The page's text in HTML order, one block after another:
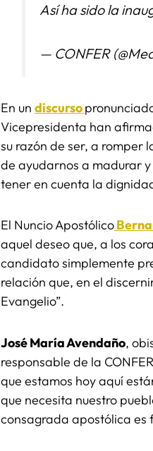
Así ha sido la
— CONFER
En un discurso
Vicepresidenta han
su razón de ser, a romper
de ayudarnos a madurar
tener en cuenta la
El Nuncio Apostólico
aquel deseo que, a los
candidato simplemente
relación que, en el
Evangelio”.
José María Avendaño,
responsable de la
que estamos hoy aquí
que necesita nuestro
consagrada apostólica es